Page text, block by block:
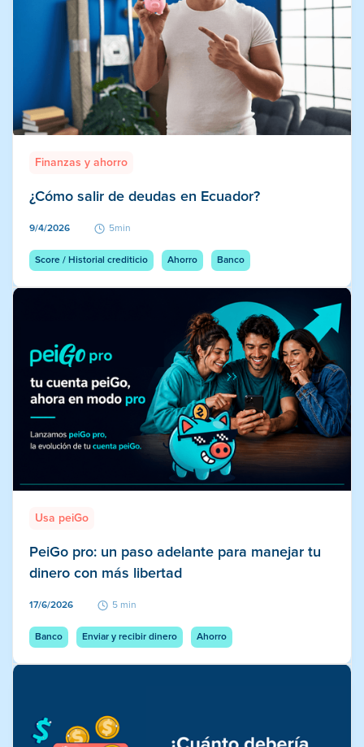
Finanzas y ahorro
¿Cómo salir de deudas en Ecuador?
9/4/2026 5min
Score / Historial crediticio Ahorro Banco
Usa peiGo
PeiGo pro: un paso adelante para manejar tu
dinero con más libertad
17/6/2026 5 min
Banco Enviar y recibir dinero Ahorro